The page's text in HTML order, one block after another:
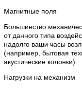
Магнитные поля
Большинство
от данного типа
надолго ваши часы
(например, бытовая
акустические колонки).
Нагрузки на механизм